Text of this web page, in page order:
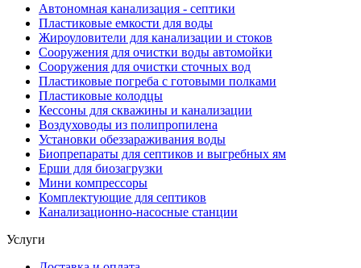
Автономная канализация - септики
Пластиковые емкости для воды
Жироуловители для канализации и стоков
Сооружения для очистки воды автомойки
Сооружения для очистки сточных вод
Пластиковые погреба с готовыми полками
Пластиковые колодцы
Кессоны для скважины и канализации
Воздуховоды из полипропилена
Установки обеззараживания воды
Биопрепараты для септиков и выгребных ям
Ерши для биозагрузки
Мини компрессоры
Комплектующие для септиков
Канализационно-насосные станции
Услуги